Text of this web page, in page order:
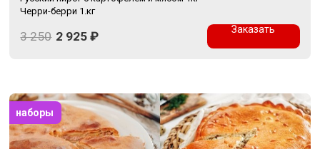
Черри-берри 1.кг
3 250 2 925₽ Заказать
наборы